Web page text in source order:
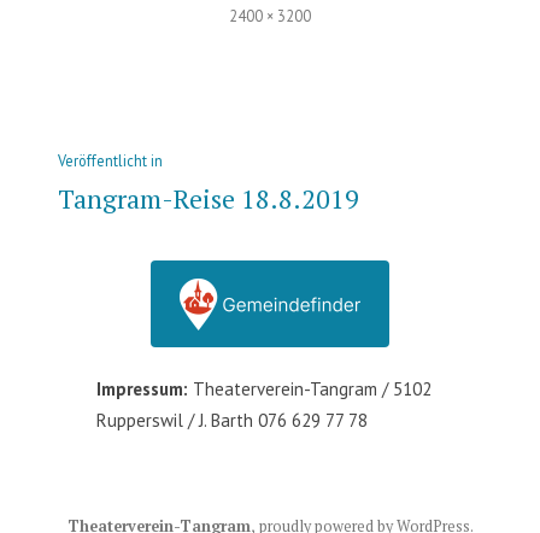
Volle
2400 × 3200
Beitrags-
Navigation
Veröffentlicht in
Tangram-Reise 18.8.2019
Impressum: Theaterverein-Tangram / 5102
Rupperswil / J. Barth 076 629 77 78
Theaterverein-Tangram, proudly powered by WordPress.